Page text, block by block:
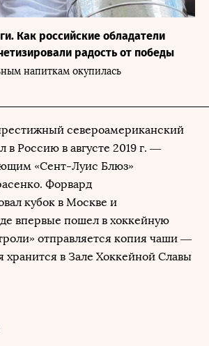
Как российские обладатели
радость от победы
напиткам окупилась
североамериканский
в Россию в августе 2019 г. —
«Сент-Луис Блюз»
Форвард
кубок в Москве и
впервые пошел в хоккейную
отправляется копия чаши —
хранится в Зале Хоккейной Славы